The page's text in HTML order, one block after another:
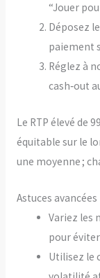
“Jouer
Déposez
paiement
Réglez à
cash‑out
Le RTP élevé de
équitable sur le
une moyenne ;
Astuces
Variez les
pour
Utilisez le